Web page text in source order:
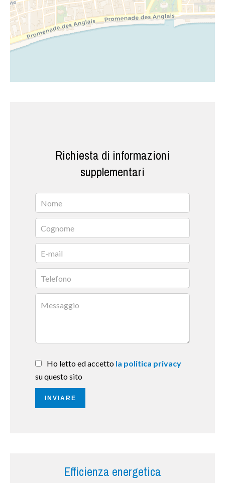
Richiesta di informazioni
supplementari
Ho letto ed accetto la politica privacy
su questo sito
INVIARE
Efficienza energetica